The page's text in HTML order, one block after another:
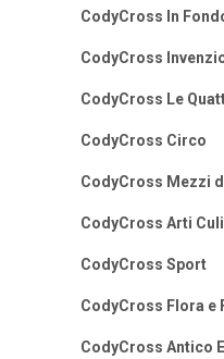
CodyCross In
CodyCross
CodyCross Le
CodyCross Circo
CodyCross Mezzi
CodyCross Arti
CodyCross Sport
CodyCross Flora e
CodyCross Antico